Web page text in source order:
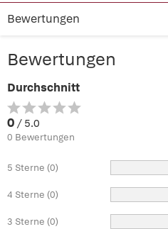
Bewertungen
Bewertungen
Durchschnitt
0 / 5.0
0 Bewertungen
5 Sterne (0)
4 Sterne (0)
3 Sterne (0)